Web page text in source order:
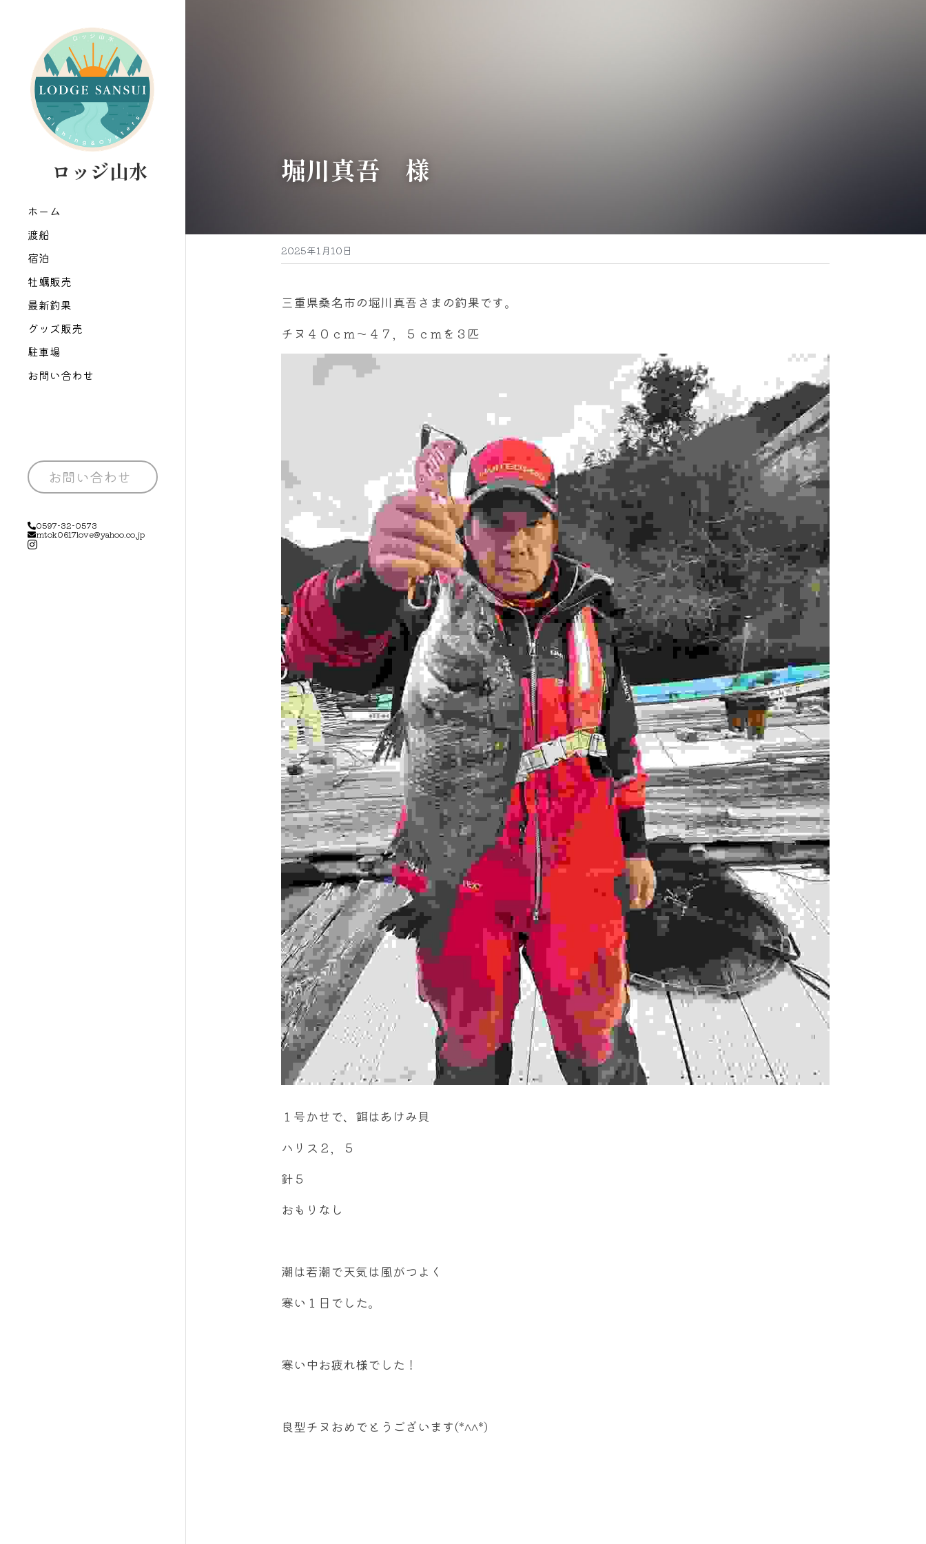
   ロッジ山水
ホーム
渡船
宿泊
牡蠣販売
最新釣果
グッズ販売
駐車場
お問い合わせ
お問い合わせ
0597-32-0573
mtok0617love@yahoo.co.jp
堀川真吾　様
2025年1月10日
三重県桑名市の堀川真吾さまの釣果です。
チヌ４０ｃｍ～４７，５ｃｍを３匹
１号かせで、餌はあけみ貝
ハリス２，５
針５
おもりなし
潮は若潮で天気は風がつよく
寒い１日でした。
寒い中お疲れ様でした！
良型チヌおめでとうございます(*^^*)